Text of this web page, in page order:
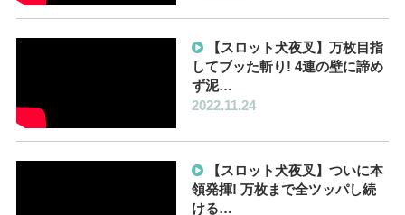
【スロット犬夜叉】万枚目指
してブッた斬り! 4連の壁に諦め
ず泥…
2022.11.24
【スロット犬夜叉】ついに本
領発揮! 万枚まで全ツッパし続
ける…